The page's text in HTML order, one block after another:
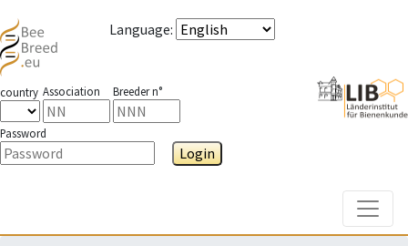
Language:
country Association Breeder n°
Password
Login